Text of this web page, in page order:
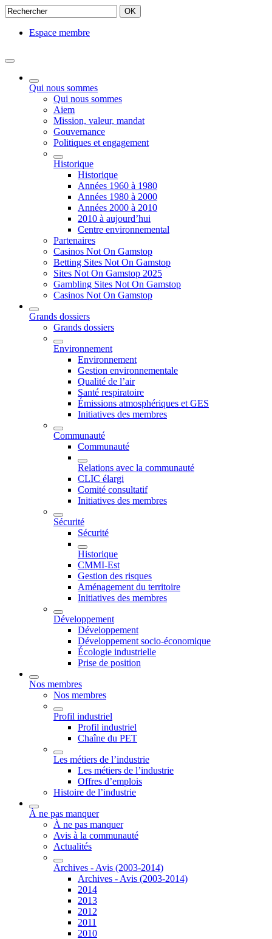
OK
Espace membre
Qui nous sommes
Qui nous sommes
Aiem
Mission, valeur, mandat
Gouvernance
Politiques et engagement
Historique
Historique
Années 1960 à 1980
Années 1980 à 2000
Années 2000 à 2010
2010 à aujourd’hui
Centre environnemental
Partenaires
Casinos Not On Gamstop
Betting Sites Not On Gamstop
Sites Not On Gamstop 2025
Gambling Sites Not On Gamstop
Casinos Not On Gamstop
Grands dossiers
Grands dossiers
Environnement
Environnement
Gestion environnementale
Qualité de l’air
Santé respiratoire
Émissions atmosphériques et GES
Initiatives des membres
Communauté
Communauté
Relations avec la communauté
CLIC élargi
Comité consultatif
Initiatives des membres
Sécurité
Sécurité
Historique
CMMI-Est
Gestion des risques
Aménagement du territoire
Initiatives des membres
Développement
Développement
Développement socio-économique
Écologie industrielle
Prise de position
Nos membres
Nos membres
Profil industriel
Profil industriel
Chaîne du PET
Les métiers de l’industrie
Les métiers de l’industrie
Offres d’emplois
Histoire de l’industrie
À ne pas manquer
À ne pas manquer
Avis à la communauté
Actualités
Archives - Avis (2003-2014)
Archives - Avis (2003-2014)
2014
2013
2012
2011
2010